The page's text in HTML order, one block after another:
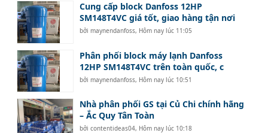
Cung cấp block Danfoss 12HP
SM148T4VC giá tốt, giao hàng tận nơi
bởimaynendanfoss, Hôm nay lúc 11:05
Phân phối block máy lạnh Danfoss
12HP SM148T4VC trên toàn quốc, c
bởimaynendanfoss, Hôm nay lúc 10:51
Nhà phân phối GS tại Củ Chi chính hãng
– Ắc Quy Tân Toàn
bởicontentideas04, Hôm nay lúc 10:18